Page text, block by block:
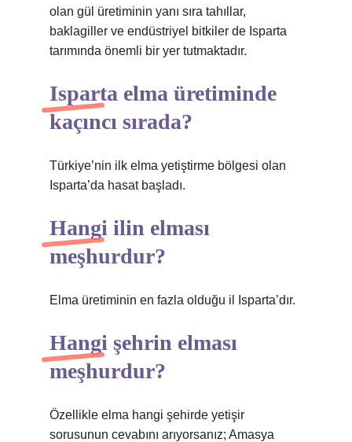
olan gül üretiminin yanı sıra tahıllar,
baklagiller ve endüstriyel bitkiler de Isparta
tarımında önemli bir yer tutmaktadır.
Isparta elma üretiminde
kaçıncı sırada?
Türkiye’nin ilk elma yetiştirme bölgesi olan
Isparta’da hasat başladı.
Hangi ilin elması
meşhurdur?
Elma üretiminin en fazla olduğu il Isparta’dır.
Hangi şehrin elması
meşhurdur?
Özellikle elma hangi şehirde yetişir
sorusunun cevabını arıyorsanız; Amasya